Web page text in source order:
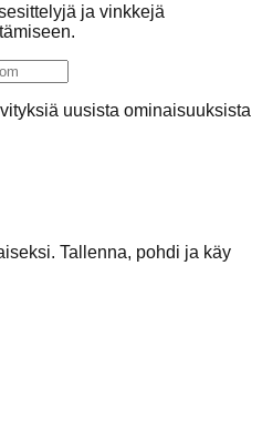
ja vinkkejä
uusista ominaisuuksista
Tallenna, pohdi ja käy